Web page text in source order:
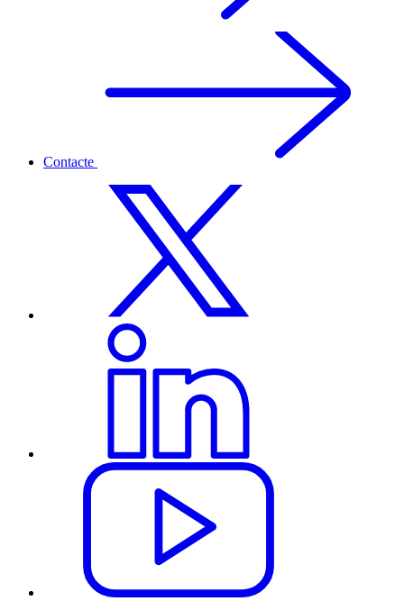
Contacte